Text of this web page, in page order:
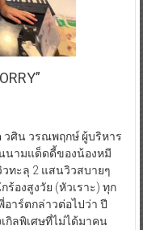
วศิน วรณพฤกษ์ ผู้บริหาร
นามแด็ดดี้ของน้องหมี
วทะลุ 2 แสนวิวสบายๆ
องสูงวัย (หัวเราะ) ทุก
าร์ตกล่าวต่อไปว่า ปี
กิลพิเศษที่ไม่ได้มาคน